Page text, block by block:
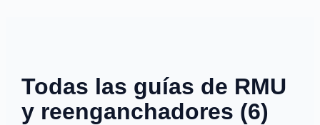
Todas las guías de RMU
y reenganchadores (6)